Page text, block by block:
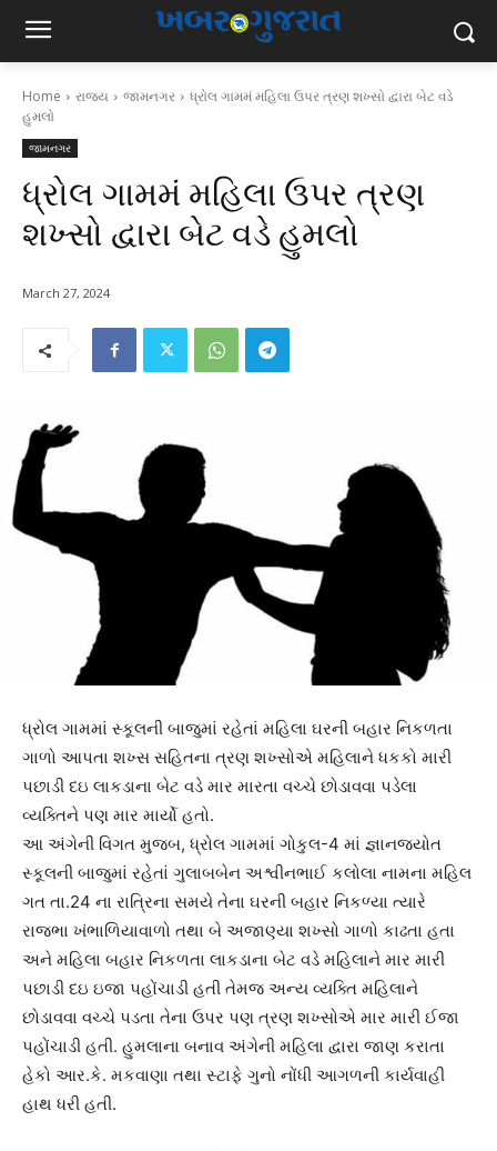
Home રાજ્ય જામનગર
ધ્રોલ ગામમં મહિલા ઉપર ત્રણ શખ્સો દ્વારા બેટ વડે
હુમલો
જામનગર
ધ્રોલ ગામમં મહિલા ઉપર ત્રણ
શખ્સો દ્વારા બેટ વડે હુમલો
March 27, 2024
ધ્રોલ ગામમાં સ્કૂલની બાજુમાં રહેતાં મહિલા ઘરની બહાર નિકળતા
ગાળો આપતા શખ્સ સહિતના ત્રણ શખ્સોએ મહિલાને ધકકો મારી
પછાડી દઇ લાકડાના બેટ વડે માર મારતા વચ્ચે છોડાવવા પડેલા
વ્યક્તિને પણ માર માર્યો હતો.
આ અંગેની વિગત મુજબ, ધ્રોલ ગામમાં ગોકુલ-4 માં જ્ઞાનજ્યોત
સ્કૂલની બાજુમાં રહેતાં ગુલાબબેન અશ્વીનભાઈ કલોલા નામના મહિલ
ગત તા.24 ના રાત્રિના સમયે તેના ઘરની બહાર નિકળ્યા ત્યારે
રાજભા ખંભાળિયાવાળો તથા બે અજાણ્યા શખ્સો ગાળો કાઢતા હતા
અને મહિલા બહાર નિકળતા લાકડાના બેટ વડે મહિલાને માર મારી
પછાડી દઇ ઇજા પહોંચાડી હતી તેમજ અન્ય વ્યક્તિ મહિલાને
છોડાવવા વચ્ચે પડતા તેના ઉપર પણ ત્રણ શખ્સોએ માર મારી ઈજા
પહોંચાડી હતી. હુમલાના બનાવ અંગેની મહિલા દ્વારા જાણ કરાતા
હેકો આર.કે. મકવાણા તથા સ્ટાફે ગુનો નોંધી આગળની કાર્યવાહી
હાથ ધરી હતી.